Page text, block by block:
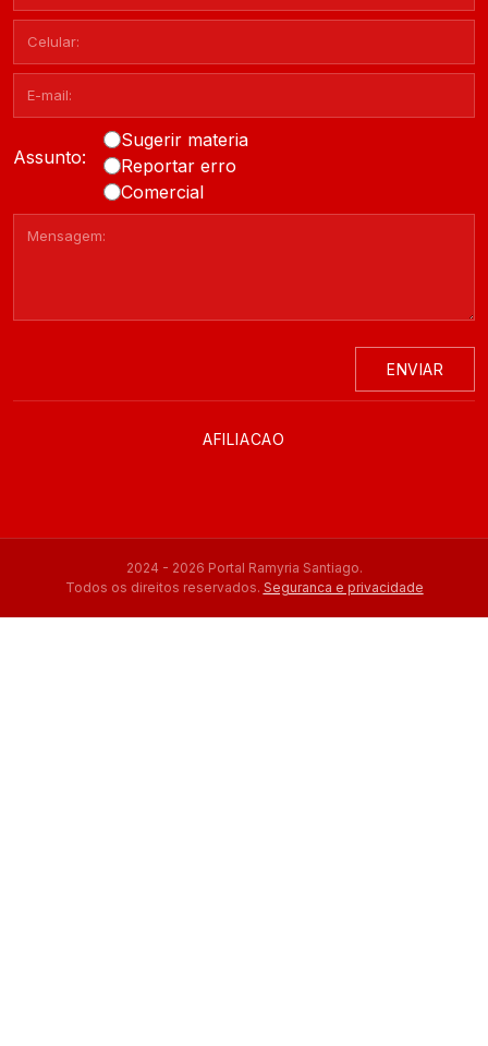
Assunto:
Sugerir materia
Reportar erro
Comercial
ENVIAR
AFILIACAO
2024 - 2026 Portal Ramyria Santiago.
Todos os direitos reservados. Seguranca e privacidade